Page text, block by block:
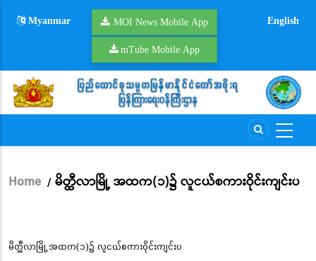
Myanmar MOI News Mobile App
mTube Mobile App
English
Breadcrumb
Home / မိတ္ထီလာမြို့ အထက(၁)၌ လူငယ်စကားဝိုင်းကျင်းပ
မိတ္ထီလာမြို့ အထက(၁)၌ လူငယ်စကားဝိုင်းကျင်းပ